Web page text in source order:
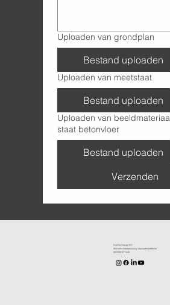
Uploaden van grondplan
Bestand uploaden
Uploaden van meetstaat
Bestand uploaden
Uploaden van
staat betonvloer
Bestand uploaden
Verzenden
KenDa Design BV.
Stijlvolle vloeroplossing, duurzame perfectie
BE1030.911.545